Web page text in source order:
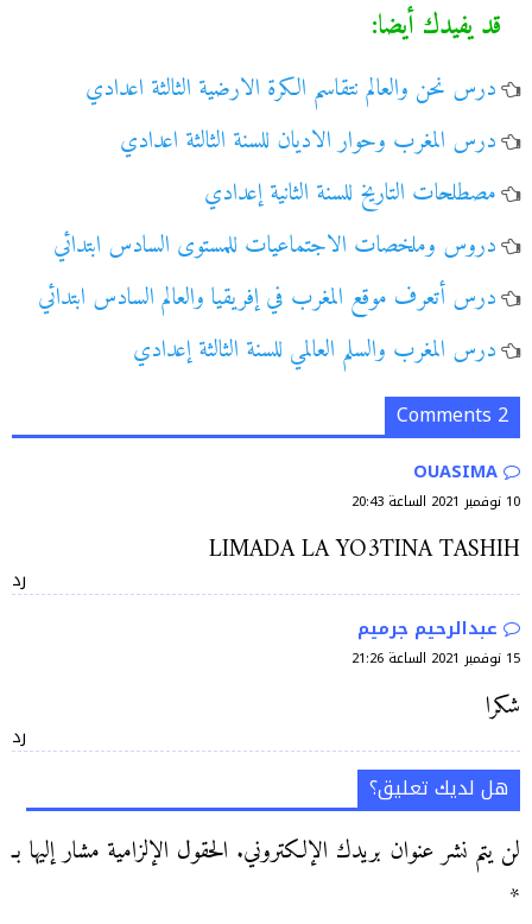
قد يفيدك أيضا:
درس نحن والعالم نتقاسم الكرة الارضية الثالثة اعدادي
درس المغرب وحوار الاديان للسنة الثالثة اعدادي
مصطلحات التاريخ للسنة الثانية إعدادي
دروس وملخصات الاجتماعيات للمستوى السادس ابتدائي
درس أتعرف موقع المغرب في إفريقيا والعالم السادس ابتدائي
درس المغرب والسلم العالمي للسنة الثالثة إعدادي
2 Comments
10 نوفمبر 2021 الساعة 20:43
LIMADA LA YO3TINA TASHIH
رد
عبدالرحيم جرميم
15 نوفمبر 2021 الساعة 21:26
شكرا
رد
هل لديك تعليق؟
لن يتم نشر عنوان بريدك الإلكتروني. الحقول الإلزامية مشار إليها بـ
*